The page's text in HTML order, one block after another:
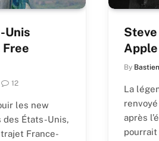
Unis
12
les new
des États-Unis,
France-
By Bastien
La
après